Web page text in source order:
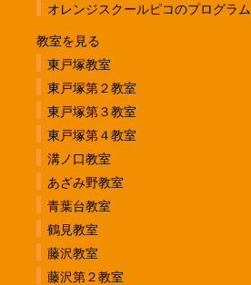
オレンジスクールピコのプログラム
教室を見る
東戸塚教室
東戸塚第２教室
東戸塚第３教室
東戸塚第４教室
溝ノ口教室
あざみ野教室
青葉台教室
鶴見教室
藤沢教室
藤沢第２教室